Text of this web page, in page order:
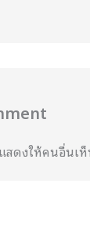
สดงให้คนอื่นเ